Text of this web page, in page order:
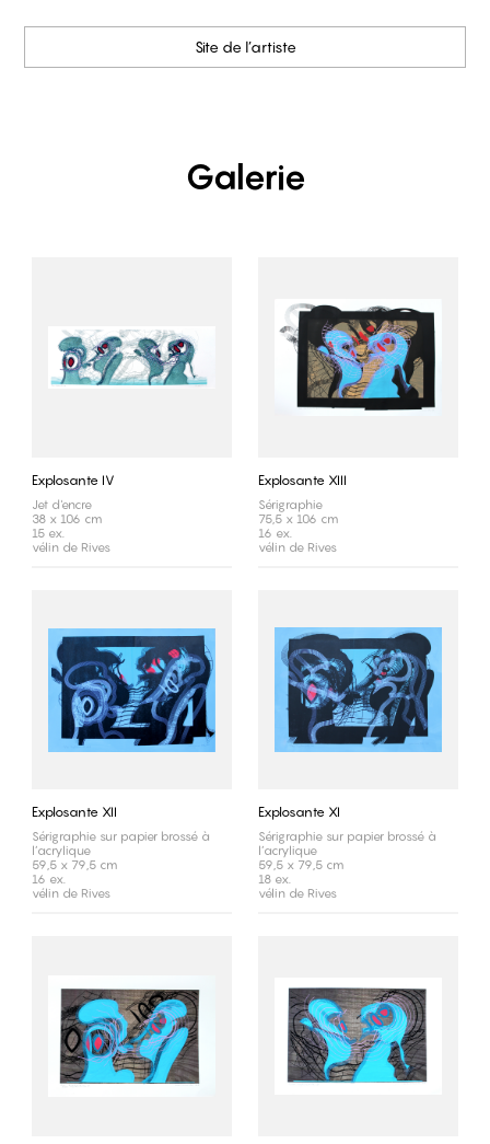
Site de l’artiste
Galerie
Explosante IV
Jet d'encre
38 x 106 cm
15 ex.
vélin de Rives
Explosante XIII
Sérigraphie
75,5 x 106 cm
16 ex.
vélin de Rives
Explosante XII
Sérigraphie sur papier brossé à
l’acrylique
59,5 x 79,5 cm
16 ex.
vélin de Rives
Explosante XI
Sérigraphie sur papier brossé à
l’acrylique
59,5 x 79,5 cm
18 ex.
vélin de Rives